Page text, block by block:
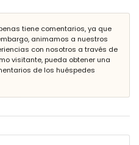
tiene comentarios, ya que
animamos a nuestros
con nosotros a través de
visitante, pueda obtener una
de los huéspedes